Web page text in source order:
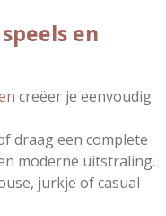
en
creëer je eenvoudig
draag een complete
moderne uitstraling.
jurkje of casual